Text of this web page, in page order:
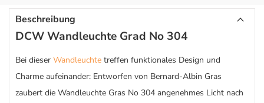
Beschreibung
DCW Wandleuchte Grad No 304
Bei dieser Wandleuchte treffen funktionales Design und
Charme aufeinander: Entworfen von Bernard-Albin Gras
zaubert die Wandleuchte Gras No 304 angenehmes Licht nach